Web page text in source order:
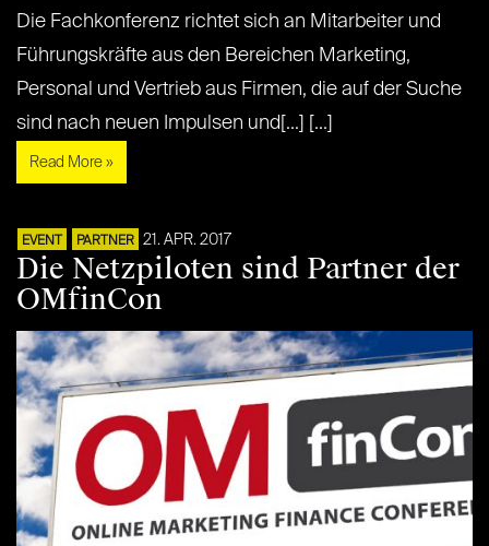
Die Fachkonferenz richtet sich an Mitarbeiter und
Führungskräfte aus den Bereichen Marketing,
Personal und Vertrieb aus Firmen, die auf der Suche
sind nach neuen Impulsen und[...] [...]
Read More »
EVENT PARTNER 21. APR. 2017
Die Netzpiloten sind Partner der
OMfinCon